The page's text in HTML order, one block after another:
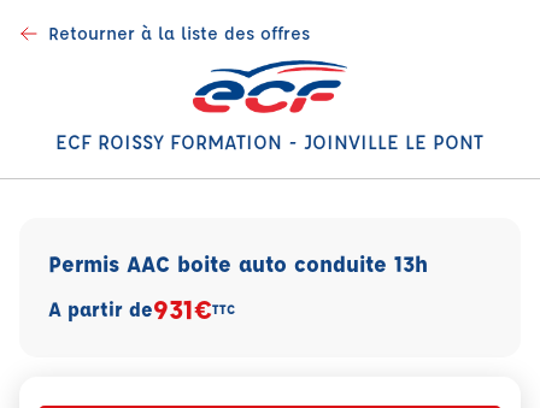
Retourner à la liste des offres
ECF ROISSY FORMATION - JOINVILLE LE PONT
Permis AAC boite auto conduite 13h
A partir de931€TTC